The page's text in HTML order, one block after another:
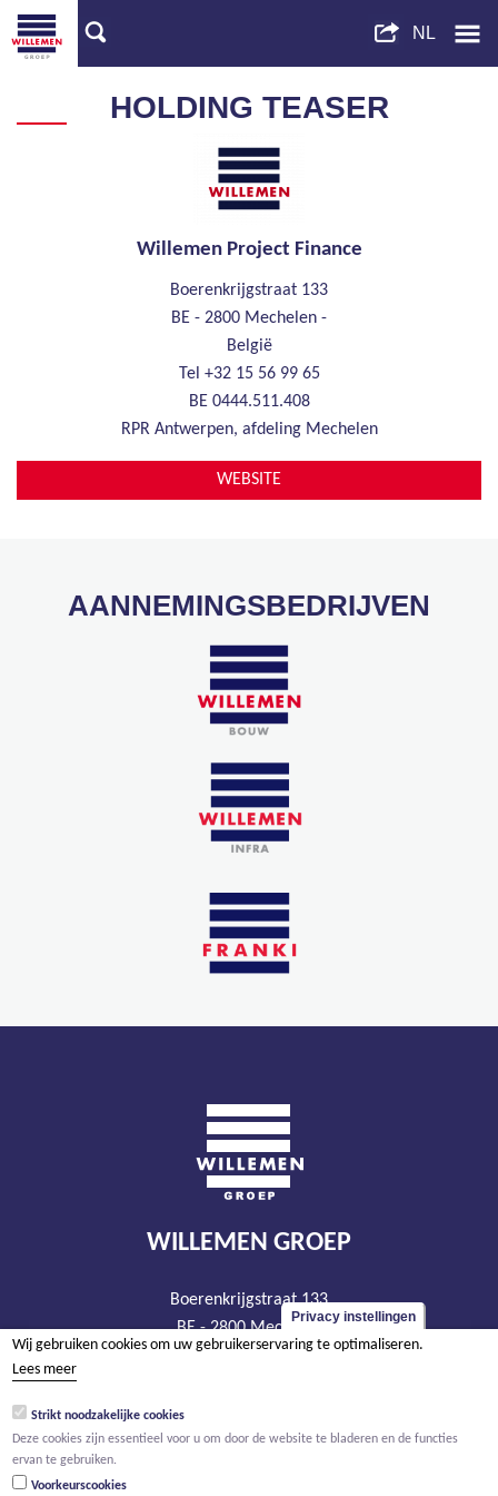
HOLDING TEASER
Willemen Project Finance
Boerenkrijgstraat 133
BE - 2800 Mechelen
België
Tel +32 15 56 99 65
BE 0444.511.408
RPR Antwerpen, afdeling Mechelen
WEBSITE
AANNEMINGSBEDRIJVEN
WILLEMEN GROEP
Boerenkrijgstraat 133
BE - 2800 Mechelen
tel +32 15 569 965
BTW BE 0466.256.432
Privacy instellingen
Wij gebruiken cookies om uw gebruikerservaring te optimaliseren.
Lees meer
Strikt noodzakelijke cookies
Deze cookies zijn essentieel voor u om door de website te bladeren en de functies
ervan te gebruiken.
Voorkeurscookies